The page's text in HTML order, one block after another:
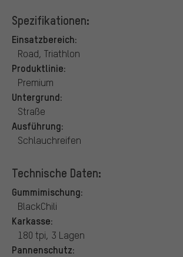
Spezifikationen:
Einsatzbereich:
Road, Triathlon
Produktlinie:
Premium
Untergrund:
Straße
Ausführung:
Schlauchreifen
Technische Daten:
Gummimischung:
BlackChili
Karkasse:
180 tpi, 3 Lagen
Pannenschutz: